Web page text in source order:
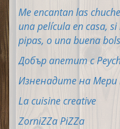
Me encantan las
una película en casa,
pipas, o una buena
Добър апетит с
Изненадите на Мери
La cuisine creative
ZorniZZa PiZZa